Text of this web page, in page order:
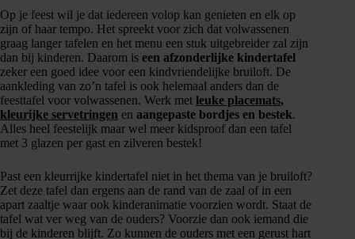
Op je feest wil je dat iedereen volop kan genieten en elk op
zijn of haar tempo. Het spreekt voor zich dat volwassenen
graag langer tafelen en het menu een stuk uitgebreider zal zijn
dan bij kinderen. Daarom is een afzonderlijke kindertafel
zeker een goed idee voor een kindvriendelijke bruiloft. De
aankleding van zo’n tafel is ook helemaal anders dan de
feesttafel voor volwassenen. Werk met leuke placemats,
kleurijke servetringen en aangepaste bordjes en bestek.
Alles heel feestelijk maar wel meer kidsproof dan een tafel
met 3 glazen per gast en zilveren bestek!
Past een kleurrijke kindertafel niet in het thema van je bruiloft?
Zet deze tafel dan ergens aan de rand van de zaal of in een
apart zaaltje waar ook kinderanimatie voorzien wordt. Staat de
tafel wat ver weg van de ouders? Voorzie dan ook iemand die
bij de kinderen blijft. Zo kunnen de ouders met een gerust hart